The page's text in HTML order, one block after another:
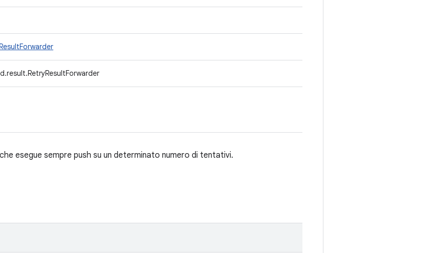
che esegue sempre push su un determinato numero di tentativi.